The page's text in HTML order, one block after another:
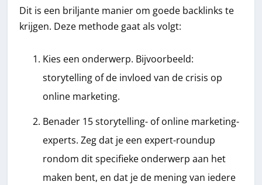
Dit is een briljante manier om goede backlinks te
krijgen. Deze methode gaat als volgt:
Kies een onderwerp. Bijvoorbeeld:
storytelling of de invloed van de crisis op
online marketing.
Benader 15 storytelling- of online marketing-
experts. Zeg dat je een expert-roundup
rondom dit specifieke onderwerp aan het
maken bent, en dat je de mening van iedere